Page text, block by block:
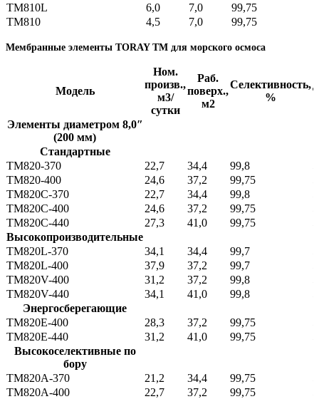
TM810L
6,0 7,0 99,75
TM810
4,5 7,0 99,75
Мембранные элементы TORAY TM для морского осмоса
Модель
Ном.
произв.,
м3/
сутки
Раб.
поверх.,
м2
Селективность,
%
Элементы диаметром 8,0″
(200 мм)
Стандартные
TM820-370
22,7 34,4 99,8
TM820-400
24,6 37,2 99,75
TM820С-370
22,7 34,4 99,8
TM820С-400
24,6 37,2 99,75
TM820С-440
27,3 41,0 99,75
Высокопроизводительные
TM820L-370
34,1 34,4 99,7
TM820L-400
37,9 37,2 99,7
TM820V-400
31,2 37,2 99,8
TM820V-440
34,1 41,0 99,8
Энергосберегающие
TM820E-400
28,3 37,2 99,75
TM820E-440
31,2 41,0 99,75
Высокоселективные по
бору
TM820A-370
21,2 34,4 99,75
TM820A-400
22,7 37,2 99,75